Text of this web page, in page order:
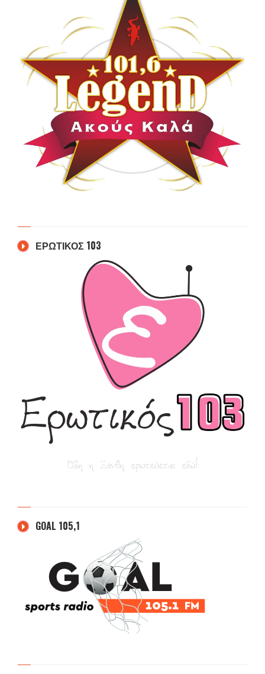
ΕΡΩΤΙΚΟΣ 103
GOAL 105,1